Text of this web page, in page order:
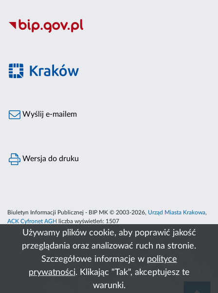
Używamy plików cookie, aby poprawić jakość
przeglądania oraz analizować ruch na stronie.
Szczegółowe informacje w polityce
prywatności. Klikając "Tak", akceptujesz te
warunki.
Wyślij e-mailem
Wersja do druku
Biuletyn Informacji Publicznej - BIP MK © 2003-2026, Urząd Miasta Krakowa,
ACK Cyfronet AGH
liczba wyświetleń: 1507